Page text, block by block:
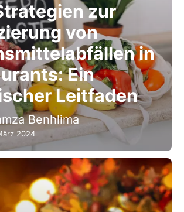
zur
von
in
Ein
Leitfaden
Benhlima
2024